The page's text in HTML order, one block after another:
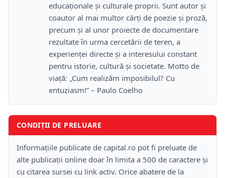
educaționale și culturale proprii. Sunt autor și
coautor al mai multor cărți de poezie și proză,
precum și al unor proiecte de documentare
rezultate în urma cercetării de teren, a
experienței directe și a interesului constant
pentru istorie, cultură și societate. Motto de
viață: „Cum realizăm imposibilul? Cu
entuziasm!” – Paulo Coelho
CONDIȚII DE PRELUARE
Informațiile publicate de capital.ro pot fi preluate de
alte publicații online doar în limita a 500 de caractere și
cu citarea sursei cu link activ. Orice abatere de la